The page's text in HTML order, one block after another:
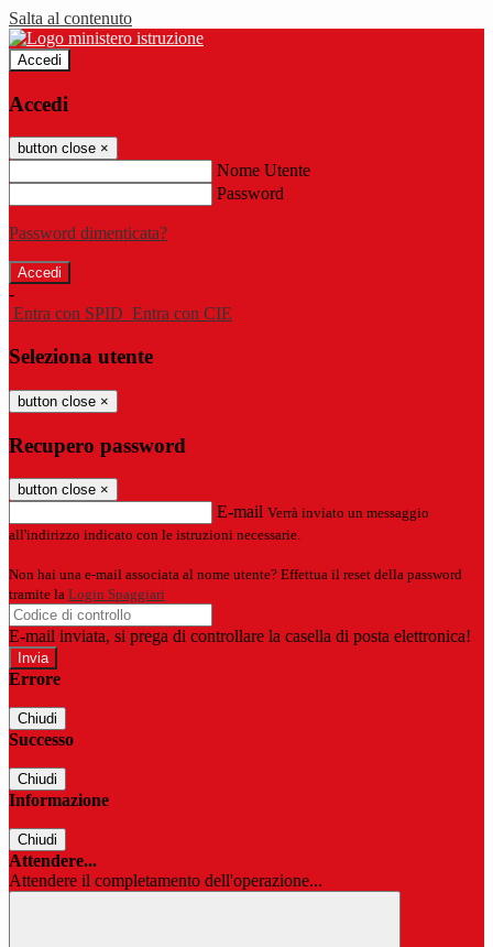
Salta al contenuto
Accedi
Accedi
button close ×
Nome Utente
Password
Password dimenticata?
-
Entra con SPID Entra con CIE
Seleziona utente
button close ×
Recupero password
button close ×
E-mail Verrà inviato un messaggio
all'indirizzo indicato con le istruzioni necessarie.
Non hai una e-mail associata al nome utente? Effettua il reset della password
tramite la Login Spaggiari
E-mail inviata, si prega di controllare la casella di posta elettronica!
Errore
Chiudi
Successo
Chiudi
Informazione
Chiudi
Attendere...
Attendere il completamento dell'operazione...